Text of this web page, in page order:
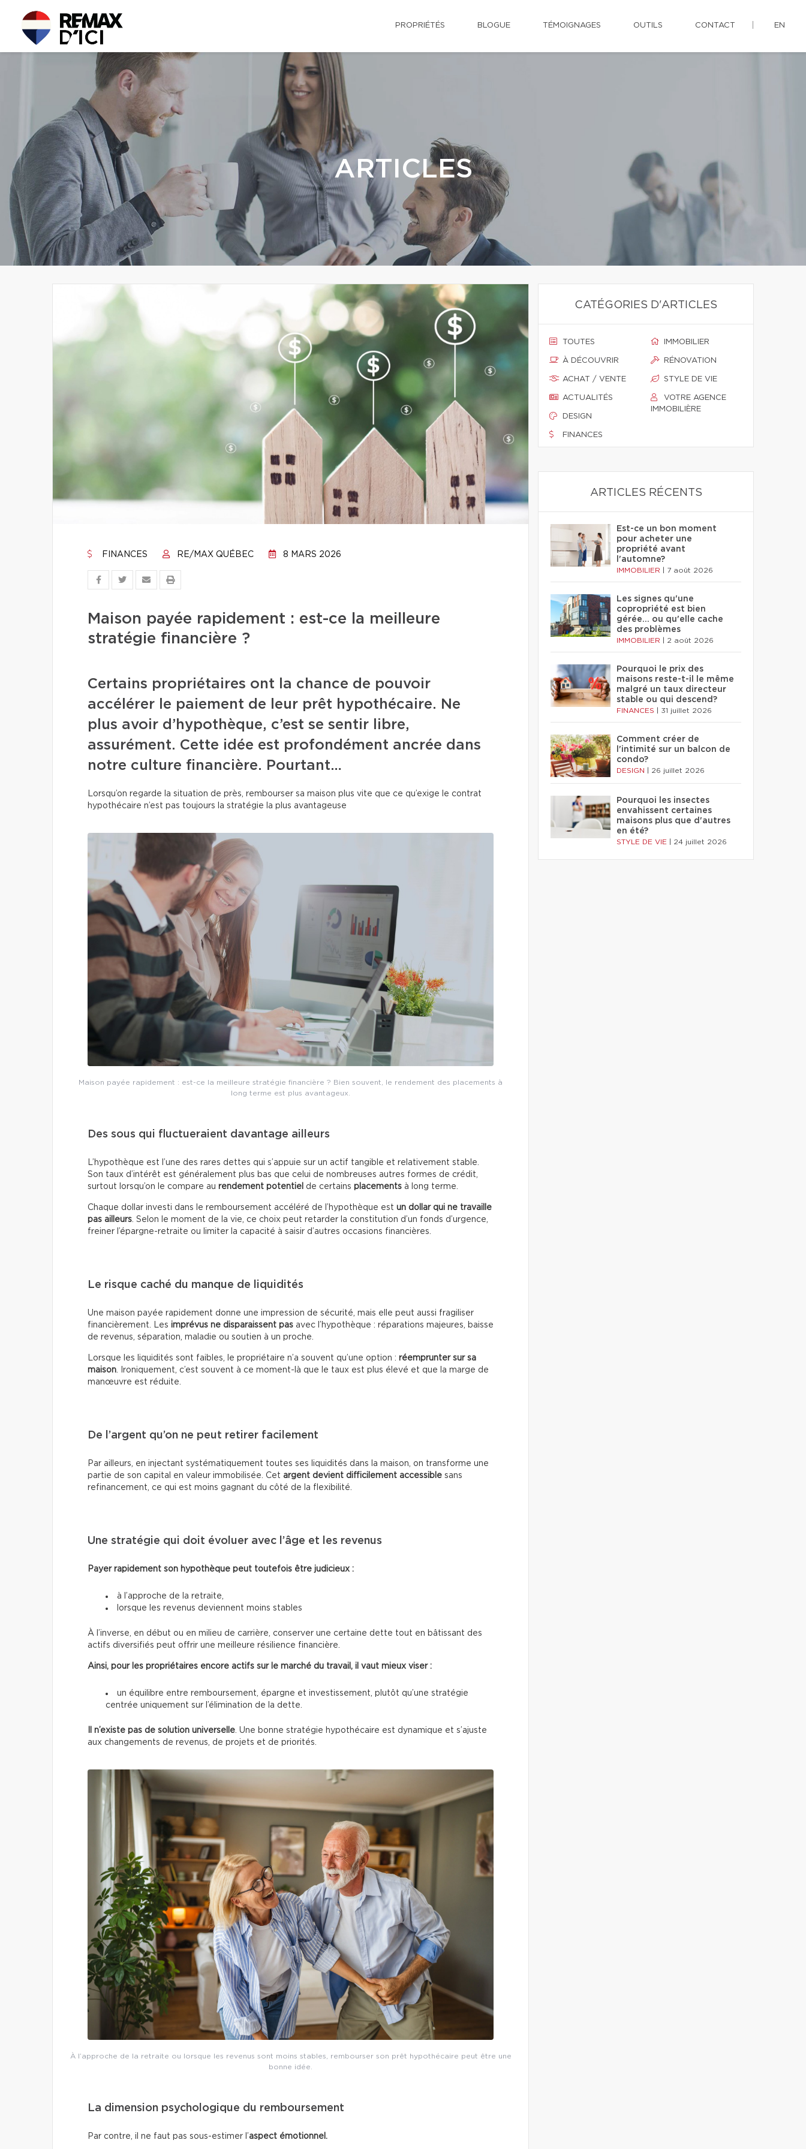
PROPRIÉTÉS BLOGUE TÉMOIGNAGES OUTILS CONTACT EN
ARTICLES
FINANCES RE/MAX QUÉBEC 8 MARS 2026
Maison payée rapidement : est-ce la meilleure
stratégie financière ?
Certains propriétaires ont la chance de pouvoir
accélérer le paiement de leur prêt hypothécaire. Ne
plus avoir d’hypothèque, c’est se sentir libre,
assurément. Cette idée est profondément ancrée dans
notre culture financière. Pourtant…
Lorsqu’on regarde la situation de près, rembourser sa maison plus vite que ce qu’exige le contrat
hypothécaire n’est pas toujours la stratégie la plus avantageuse
Maison payée rapidement : est-ce la meilleure stratégie financière ? Bien souvent, le rendement des placements à
long terme est plus avantageux.
Des sous qui fluctueraient davantage ailleurs
L’hypothèque est l’une des rares dettes qui s’appuie sur un actif tangible et relativement stable.
Son taux d’intérêt est généralement plus bas que celui de nombreuses autres formes de crédit,
surtout lorsqu’on le compare au rendement potentiel de certains placements à long terme.
Chaque dollar investi dans le remboursement accéléré de l’hypothèque est un dollar qui ne travaille
pas ailleurs . Selon le moment de la vie, ce choix peut retarder la constitution d’un fonds d’urgence,
freiner l’épargne-retraite ou limiter la capacité à saisir d’autres occasions financières.
Le risque caché du manque de liquidités
Une maison payée rapidement donne une impression de sécurité, mais elle peut aussi fragiliser
financièrement. Les imprévus ne disparaissent pas avec l’hypothèque : réparations majeures, baisse
de revenus, séparation, maladie ou soutien à un proche.
Lorsque les liquidités sont faibles, le propriétaire n’a souvent qu’une option : réemprunter sur sa
maison . Ironiquement, c’est souvent à ce moment-là que le taux est plus élevé et que la marge de
manœuvre est réduite.
De l’argent qu’on ne peut retirer facilement
Par ailleurs, en injectant systématiquement toutes ses liquidités dans la maison, on transforme une
partie de son capital en valeur immobilisée. Cet argent devient difficilement accessible sans
refinancement, ce qui est moins gagnant du côté de la flexibilité.
Une stratégie qui doit évoluer avec l’âge et les revenus
Payer rapidement son hypothèque peut toutefois être judicieux :
à l’approche de la retraite,
lorsque les revenus deviennent moins stables
À l’inverse, en début ou en milieu de carrière, conserver une certaine dette tout en bâtissant des
actifs diversifiés peut offrir une meilleure résilience financière.
Ainsi, pour les propriétaires encore actifs sur le marché du travail, il vaut mieux viser :
un équilibre entre remboursement, épargne et investissement, plutôt qu’une stratégie
centrée uniquement sur l’élimination de la dette.
Il n’existe pas de solution universelle . Une bonne stratégie hypothécaire est dynamique et s’ajuste
aux changements de revenus, de projets et de priorités.
À l’approche de la retraite ou lorsque les revenus sont moins stables, rembourser son prêt hypothécaire peut être une
bonne idée.
La dimension psychologique du remboursement
Par contre, il ne faut pas sous-estimer l’aspect émotionnel.
CATÉGORIES D'ARTICLES
TOUTES
À DÉCOUVRIR
ACHAT / VENTE
ACTUALITÉS
DESIGN
FINANCES
IMMOBILIER
RÉNOVATION
STYLE DE VIE
IMMOBILIÈRE
ARTICLES RÉCENTS
Est-ce un bon moment
pour acheter une
propriété avant
l'automne?
IMMOBILIER 7 août 2026
Les signes qu'une
copropriété est bien
gérée… ou qu'elle cache
des problèmes
IMMOBILIER 2 août 2026
Pourquoi le prix des
maisons reste-t-il le même
malgré un taux directeur
stable ou qui descend?
FINANCES 31 juillet 2026
Comment créer de
l'intimité sur un balcon de
condo?
DESIGN 26 juillet 2026
Pourquoi les insectes
envahissent certaines
maisons plus que d'autres
en été?
STYLE DE VIE 24 juillet 2026